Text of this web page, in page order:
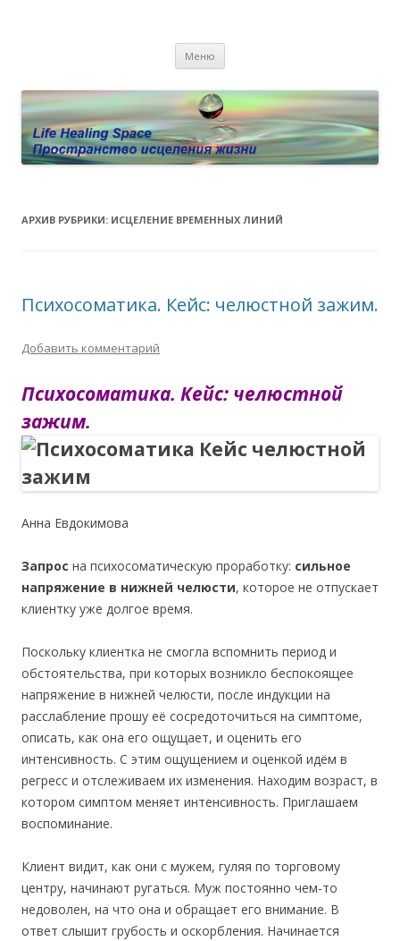
Личный сайт Елены Барымовой
исцелении воспоминанием и ренкарнационике. Услуги.
Меню
АРХИВ РУБРИКИ: ИСЦЕЛЕНИЕ ВРЕМЕННЫХ ЛИНИЙ
Психосоматика. Кейс: челюстной зажим.
Добавить комментарий
Психосоматика. Кейс: челюстной
зажим.
Анна Евдокимова
Запрос на психосоматическую проработку: сильное
напряжение в нижней челюсти, которое не отпускает
клиентку уже долгое время.
Поскольку клиентка не смогла вспомнить период и
обстоятельства, при которых возникло беспокоящее
напряжение в нижней челюсти, после индукции на
расслабление прошу её сосредоточиться на симптоме,
описать, как она его ощущает, и оценить его
интенсивность. С этим ощущением и оценкой идём в
регресс и отслеживаем их изменения. Находим возраст, в
котором симптом меняет интенсивность. Приглашаем
воспоминание.
Клиент видит, как они с мужем, гуляя по торговому
центру, начинают ругаться. Муж постоянно чем-то
недоволен, на что она и обращает его внимание. В
ответ слышит грубость и оскорбления. Начинается